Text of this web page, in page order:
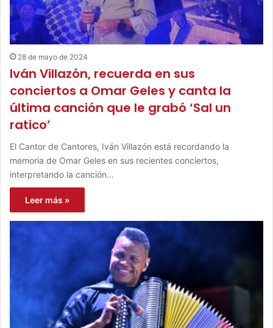
28 de mayo de 2024
Iván Villazón, recuerda en sus
conciertos a Omar Geles y canta la
última canción que le grabó ‘Sal un
ratico’
El Cantor de Cantores, Iván Villazón está recordando la
memoria de Omar Geles en sus recientes conciertos,
interpretando la canción…
Leer más »